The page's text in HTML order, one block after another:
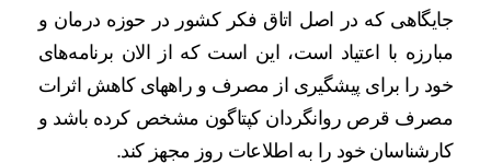
جایگاهی که در اصل اتاق فکر کشور در حوزه درمان و
مبارزه با اعتیاد است، این است که از الان برنامه‌های
خود را برای پیشگیری از مصرف و راههای کاهش اثرات
مصرف قرص روانگردان کپتاگون مشخص کرده باشد و
کارشناسان خود را به اطلاعات روز مجهز کند.